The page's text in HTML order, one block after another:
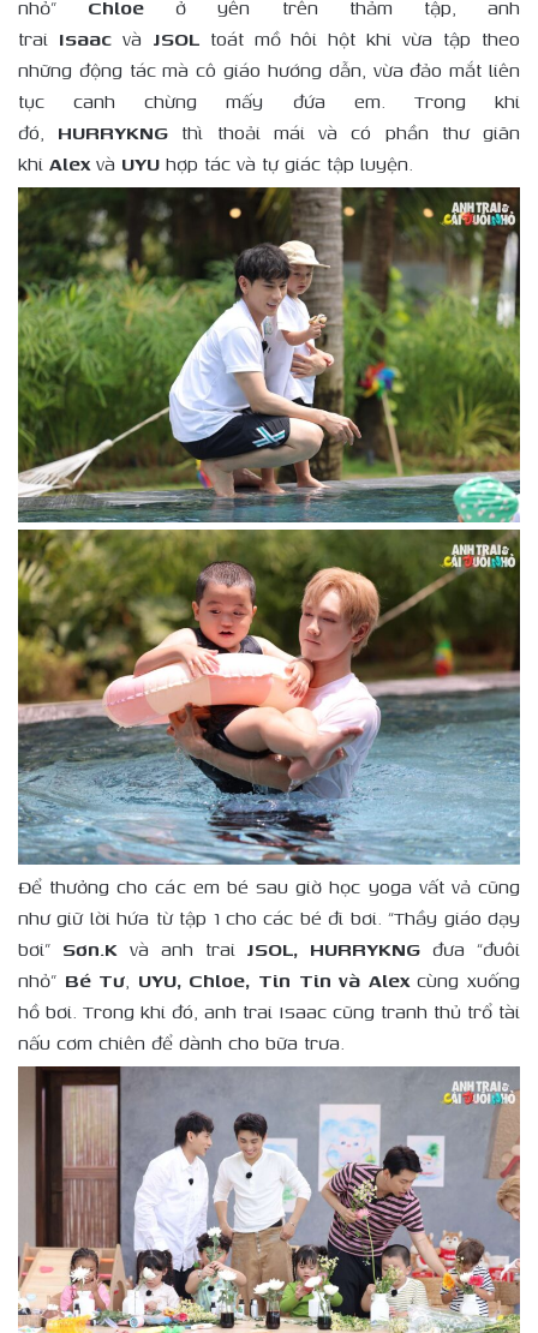
nhỏ” Chloe ở yên trên thảm tập, anh
trai Isaacvà JSOLtoát mồ hôi hột khi vừa tập theo
những động tác mà cô giáo hướng dẫn, vừa đảo mắt liên
tục canh chừng mấy đứa em. Trong khi
đó, HURRYKNG thì thoải mái và có phần thư giãn
khi Alexvà UYU hợp tác và tự giác tập luyện.
Để thưởng cho các em bé sau giờ học yoga vất vả cũng
như giữ lời hứa từ tập 1 cho các bé đi bơi. “Thầy giáo dạy
bơi” Sơn.Kvà anh trai JSOL, HURRYKNG đưa “đuôi
nhỏ” Bé Tư, UYU, Chloe, Tin Tin và Alexcùng xuống
hồ bơi. Trong khi đó, anh trai Isaac cũng tranh thủ trổ tài
nấu cơm chiên để dành cho bữa trưa.